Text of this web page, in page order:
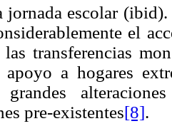
jornada escolar
el
las transferencias
a hogares
grandes
pre-existentes[8].